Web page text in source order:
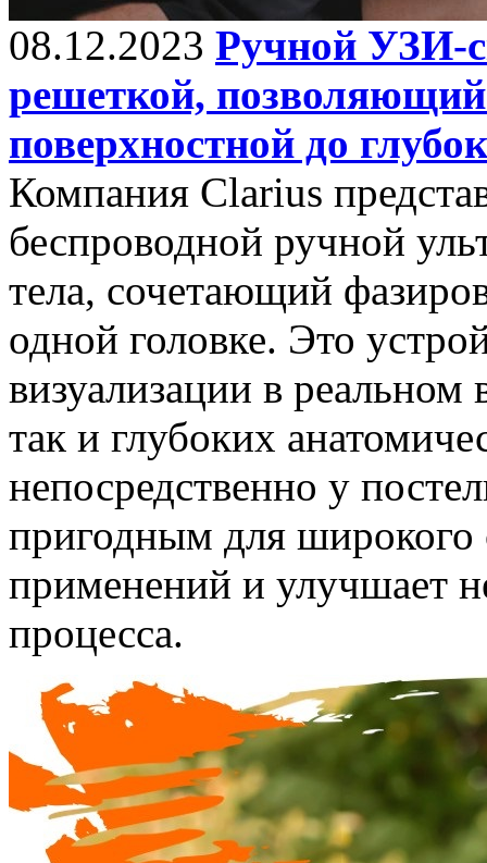
08.12.2023 Ручной УЗИ-
решеткой, позволяющий
поверхностной до
Компания Clarius
беспроводной ручной
тела, сочетающий
одной головке. Это
визуализации в
так и глубоких
непосредственно у
пригодным для широкого
применений и улучшает
процесса.